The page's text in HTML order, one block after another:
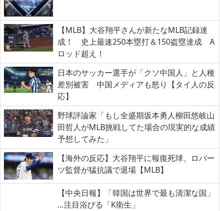
【MLB】大谷翔平さんが新たなMLB記録達
成！ 史上最速250本塁打＆150盗塁達成 A
ロッド超え！
日本のサッカー選手が「クソ中国人」と人種
差別被害 中国メディアも怒り【タイ人の反
応】
野球評論家「もし全盛期坂本勇人柳田悠岐山
田哲人がMLB挑戦してた場合の現実的な成績
予想してみた」
【海外の反応】大谷翔平に報復死球、ロバー
ツ監督が猛抗議で退場【MLB】
【中央日報】「韓国は世界で最も清潔な国」
…注目浴びる「K衛生」